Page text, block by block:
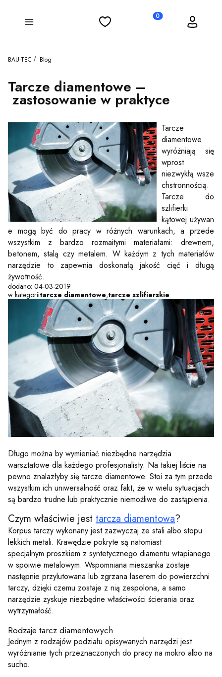
Menu Ulubione Produkty w koszyku:
Koszyk Zaloguj się
BAU-TEC Blog
Tarcze diamentowe –
zastosowanie w praktyce
Tarcze
diamentowe
wyróżniają się
wprost
niezwykłą wsze
chstronnością.
Tarcze do
szlifierki
kątowej używan
e mogą być do pracy w różnych warunkach, a przede
wszystkim z bardzo rozmaitymi materiałami: drewnem,
betonem, stalą czy metalem. W każdym z tych materiałów
narzędzie to zapewnia doskonałą jakość cięć i długą
żywotność.
dodano: 04-03-2019
w kategoriitarcze diamentowe,tarcze szlifierskie
Długo można by wymieniać niezbędne narzędzia
warsztatowe dla każdego profesjonalisty. Na takiej liście na
pewno znalazłyby się tarcze diamentowe. Stoi za tym przede
wszystkim ich uniwersalność oraz fakt, że w wielu sytuacjach
są bardzo trudne lub praktycznie niemożliwe do zastąpienia.
Czym właściwie jest tarcza diamentowa?
Korpus tarczy wykonany jest zazwyczaj ze stali albo stopu
lekkich metali. Krawędzie pokryte są natomiast
specjalnym proszkiem z syntetycznego diamentu wtapianego
w spoiwie metalowym. Wspomniana mieszanka zostaje
następnie przylutowana lub zgrzana laserem do powierzchni
tarczy, dzięki czemu zostaje z nią zespolona, a samo
narzędzie zyskuje niezbędne właściwości ścierania oraz
wytrzymałość.
Rodzaje tarcz diamentowych
Jednym z rodzajów podziału opisywanych narzędzi jest
wyróżnianie tych przeznaczonych do pracy na mokro albo na
sucho.